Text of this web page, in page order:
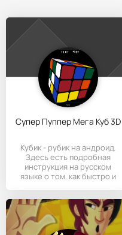
Супер Пуппер Мега Куб 3D
Кубик - рубик на андроид.
Здесь есть подробная
инструкция на русском
языке о том. как быстро и